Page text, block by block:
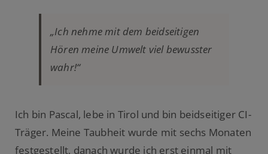
„Ich nehme mit dem beidseitigen
Hören meine Umwelt viel bewusster
wahr!“
Ich bin Pascal, lebe in Tirol und bin beidseitiger CI-
Träger. Meine Taubheit wurde mit sechs Monaten
festgestellt, danach wurde ich erst einmal mit